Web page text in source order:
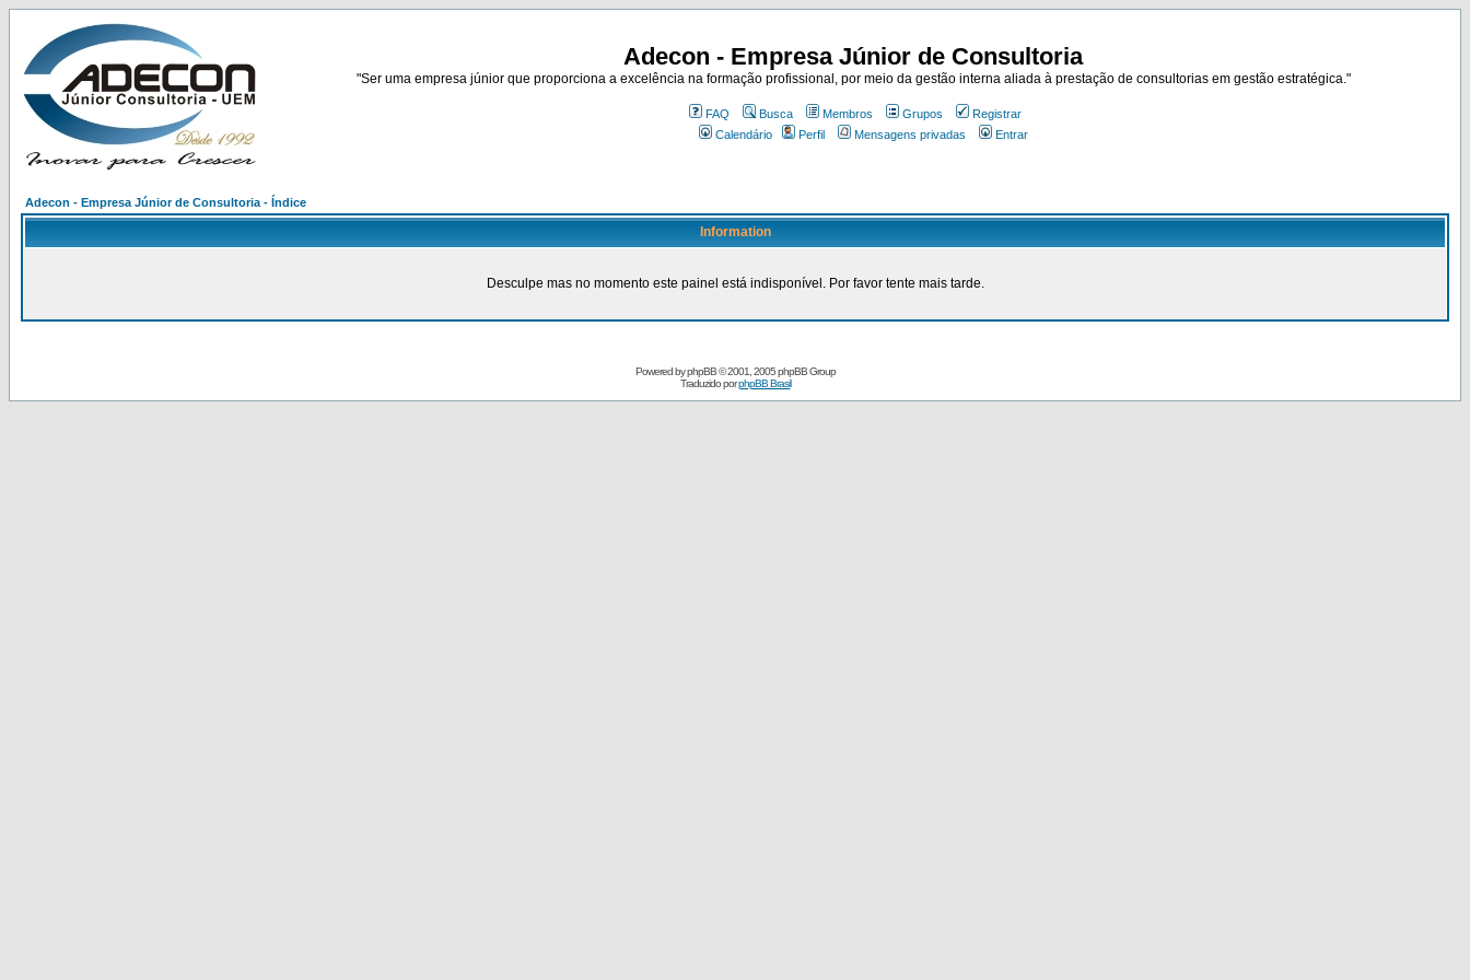
Adecon - Empresa Júnior de Consultoria
"Ser uma empresa júnior que proporciona a excelência na formação profissional, por meio da gestão interna aliada à prestação de consultorias em gestão estratégica."
FAQ Busca Membros Grupos
Registrar
Calendário
Perfil Mensagens privadas Entrar
Adecon - Empresa Júnior de Consultoria - Índice
Information
Desculpe mas no momento este painel está indisponível. Por favor tente mais tarde.
Powered byphpBB© 2001, 2005 phpBB Group
Traduzido porphpBB Brasil